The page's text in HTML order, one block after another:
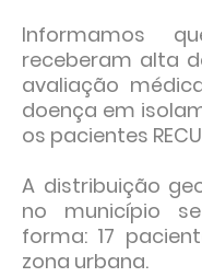
Informamos
receberam alta
avaliação
doença em
os pacientes
A distribuição
no município
forma: 17
zona urbana.